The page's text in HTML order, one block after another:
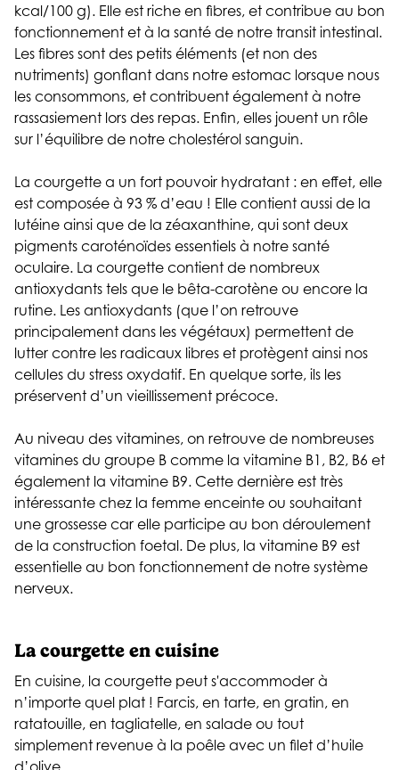
kcal/100 g). Elle est riche en fibres, et contribue au bon
fonctionnement et à la santé de notre transit intestinal.
Les fibres sont des petits éléments (et non des
nutriments) gonflant dans notre estomac lorsque nous
les consommons, et contribuent également à notre
rassasiement lors des repas. Enfin, elles jouent un rôle
sur l’équilibre de notre cholestérol sanguin.
La courgette a un fort pouvoir hydratant : en effet, elle
est composée à 93 % d’eau ! Elle contient aussi de la
lutéine ainsi que de la zéaxanthine, qui sont deux
pigments caroténoïdes essentiels à notre santé
oculaire. La courgette contient de nombreux
antioxydants tels que le bêta-carotène ou encore la
rutine. Les antioxydants (que l’on retrouve
principalement dans les végétaux) permettent de
lutter contre les radicaux libres et protègent ainsi nos
cellules du stress oxydatif. En quelque sorte, ils les
préservent d’un vieillissement précoce.
Au niveau des vitamines, on retrouve de nombreuses
vitamines du groupe B comme la vitamine B1, B2, B6 et
également la vitamine B9. Cette dernière est très
intéressante chez la femme enceinte ou souhaitant
une grossesse car elle participe au bon déroulement
de la construction foetal. De plus, la vitamine B9 est
essentielle au bon fonctionnement de notre système
nerveux.
La courgette en cuisine
En cuisine, la courgette peut s'accommoder à
n’importe quel plat ! Farcis, en tarte, en gratin, en
ratatouille, en tagliatelle, en salade ou tout
simplement revenue à la poêle avec un filet d’huile